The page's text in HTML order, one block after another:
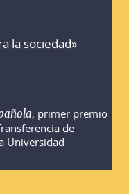
la sociedad»
, primer premio
de
Universidad